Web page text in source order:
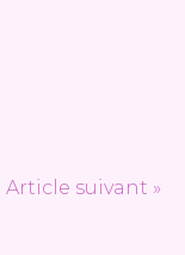
Article suivant »